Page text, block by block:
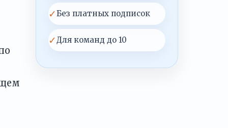
✓Без платных подписок
✓Для команд до 10